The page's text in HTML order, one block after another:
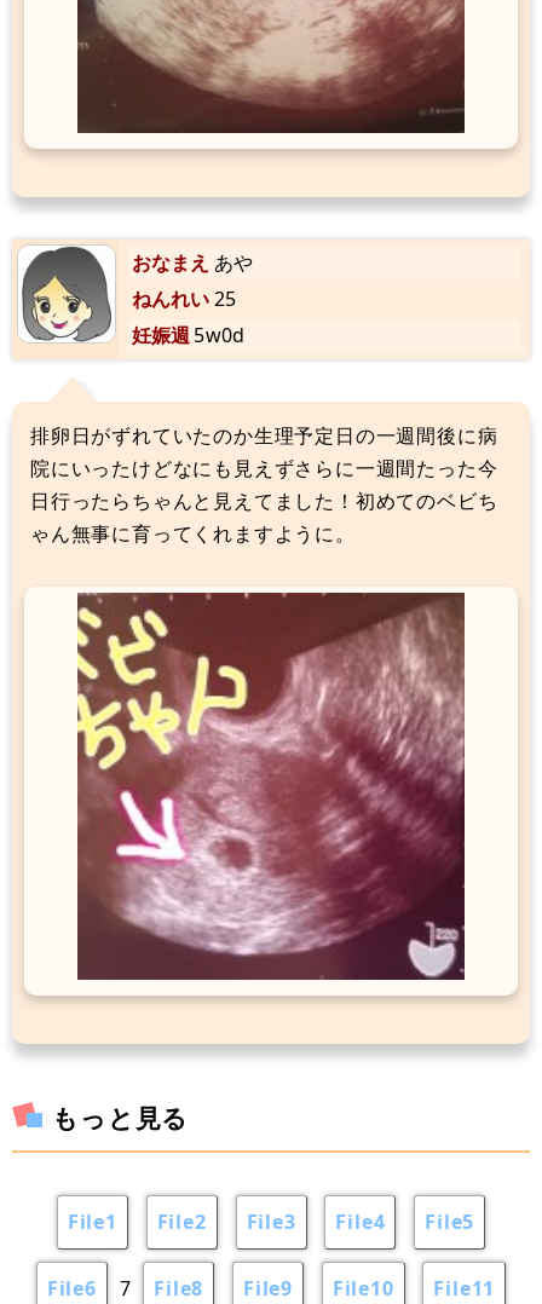
おなまえ あや
ねんれい25
妊娠週5w0d
排卵日がずれていたのか生理予定日の一週間後に病
院にいったけどなにも見えずさらに一週間たった今
日行ったらちゃんと見えてました！初めてのベビち
ゃん無事に育ってくれますように。
もっと見る
File1 File2 File3 File4 File5
File6 7 File8 File9 File10 File11